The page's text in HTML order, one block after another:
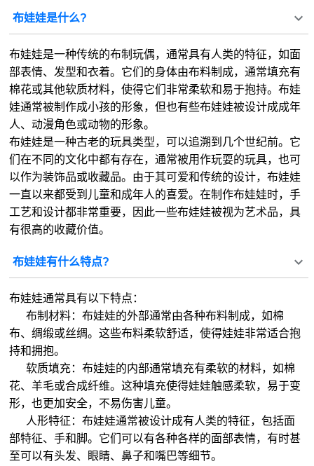
布娃娃是什么?
布娃娃是一种传统的布制玩偶，通常具有人类的特征，如面
部表情、发型和衣着。它们的身体由布料制成，通常填充有
棉花或其他软质材料，使得它们非常柔软和易于抱持。布娃
娃通常被制作成小孩的形象，但也有些布娃娃被设计成成年
人、动漫角色或动物的形象。
布娃娃是一种古老的玩具类型，可以追溯到几个世纪前。它
们在不同的文化中都有存在，通常被用作玩耍的玩具，也可
以作为装饰品或收藏品。由于其可爱和传统的设计，布娃娃
一直以来都受到儿童和成年人的喜爱。在制作布娃娃时，手
工艺和设计都非常重要，因此一些布娃娃被视为艺术品，具
有很高的收藏价值。
布娃娃有什么特点?
布娃娃通常具有以下特点：
布制材料：布娃娃的外部通常由各种布料制成，如棉
布、绸缎或丝绸。这些布料柔软舒适，使得娃娃非常适合抱
持和拥抱。
软质填充：布娃娃的内部通常填充有柔软的材料，如棉
花、羊毛或合成纤维。这种填充使得娃娃触感柔软，易于变
形，也更加安全，不易伤害儿童。
人形特征：布娃娃通常被设计成有人类的特征，包括面
部特征、手和脚。它们可以有各种各样的面部表情，有时甚
至可以有头发、眼睛、鼻子和嘴巴等细节。